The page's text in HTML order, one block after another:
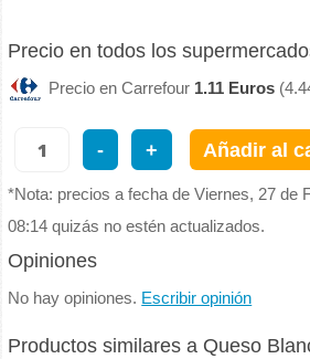
Precio en todos los
Precio en Carrefour 1.11 Euros
- + Añadir al
*Nota: precios a fecha de Viernes, 27 de
08:14 quizás no estén actualizados.
Opiniones
No hay opiniones. Escribir opinión
Productos similares a Queso